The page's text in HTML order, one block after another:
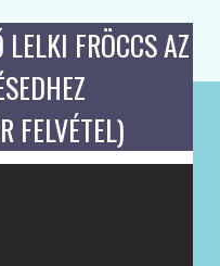
LELKI FRÖCCS AZ
FELVÉTEL)